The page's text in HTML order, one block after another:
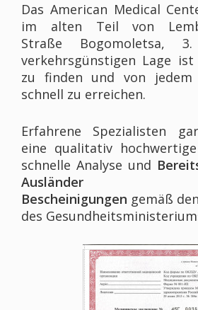
Das American Medical
im alten Teil von
Straße Bogomoletsa,
verkehrsgünstigen Lage
zu finden und von
schnell zu erreichen.
Erfahrene Spezialisten
eine qualitativ
schnelle Analyse und
Ausländer
Bescheinigungen gemäß
des